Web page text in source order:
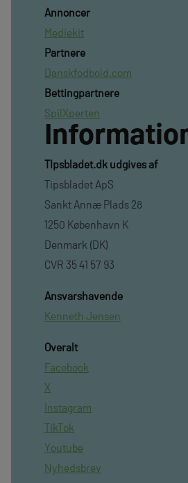
Annoncer
Mediekit
Partnere
Danskfodbold.com
Bettingpartnere
SpilXperten
TIpsbladet.dk udgives af
Tipsbladet ApS
Sankt Annæ Plads 28
1250 København K
Denmark (DK)
CVR 35 41 57 93
Ansvarshavende
Kenneth Jensen
Overalt
Facebook
X
Instagram
TikTok
Youtube
Nyhedsbrev